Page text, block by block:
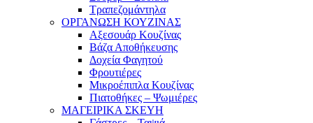
Τραπεζομάντηλα
ΟΡΓΑΝΩΣΗ ΚΟΥΖΙΝΑΣ
Αξεσουάρ Κουζίνας
Βάζα Αποθήκευσης
Δοχεία Φαγητού
Φρουτιέρες
Μικροέπιπλα Κουζίνας
Πιατοθήκες – Ψωμιέρες
ΜΑΓΕΙΡΙΚΑ ΣΚΕΥΗ